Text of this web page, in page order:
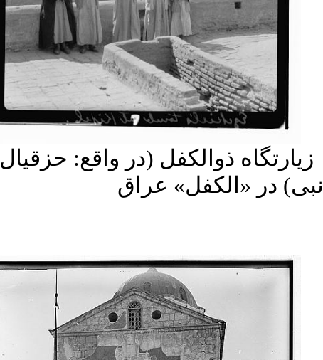
زیارتگاه ذوالکفل (در واقع: حزقیال
نبی) در «الکفل» عراق